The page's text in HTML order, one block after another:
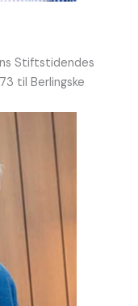
Stiftstidendes
til Berlingske